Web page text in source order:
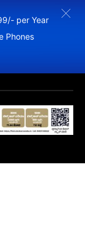
per Year
Phones